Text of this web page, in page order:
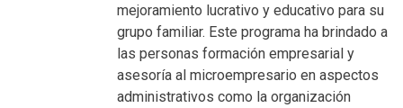
mejoramiento lucrativo y educativo para su
grupo familiar. Este programa ha brindado a
las personas formación empresarial y
asesoría al microempresario en aspectos
administrativos como la organización